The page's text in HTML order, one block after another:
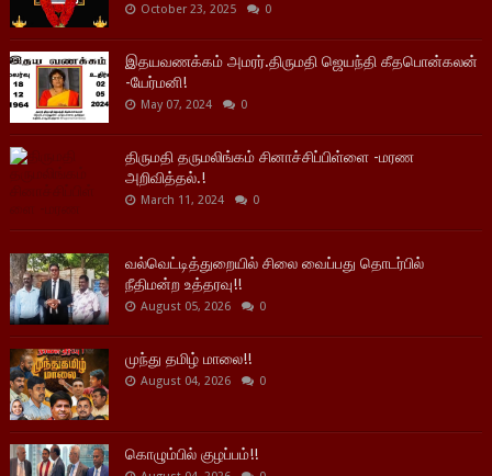
October 23, 2025 0
இதயவணக்கம் அமரர்.திருமதி ஜெயந்தி கீதபொன்கலன்
-யேர்மனி!
May 07, 2024 0
திருமதி தருமலிங்கம் சினாச்சிப்பிள்ளை -மரண
அறிவித்தல்.!
March 11, 2024 0
வல்வெட்டித்துறையில் சிலை வைப்பது தொடர்பில்
நீதிமன்ற உத்தரவு!!
August 05, 2026 0
முந்து தமிழ் மாலை!!
August 04, 2026 0
கொழும்பில் குழப்பம்!!